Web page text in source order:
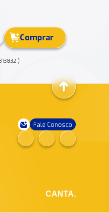
Comprar
)
Fale Conosco
CANTA.